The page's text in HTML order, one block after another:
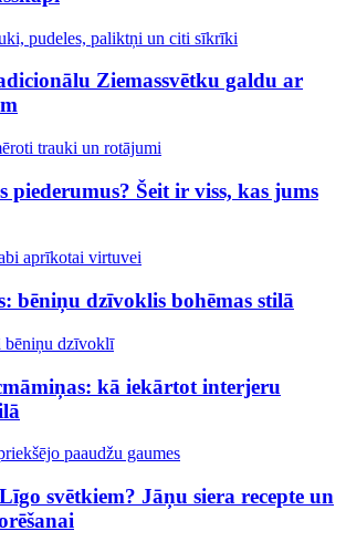
pudeles, paliktņi un citi sīkrīki
Ziemassvētku galdu ar
trauki un rotājumi
piederumus? Šeit ir viss, kas jums
aprīkotai virtuvei
bēniņu dzīvoklis bohēmas stilā
bēniņu dzīvoklī
kā iekārtot interjeru
paaudžu gaumes
svētkiem? Jāņu siera recepte un